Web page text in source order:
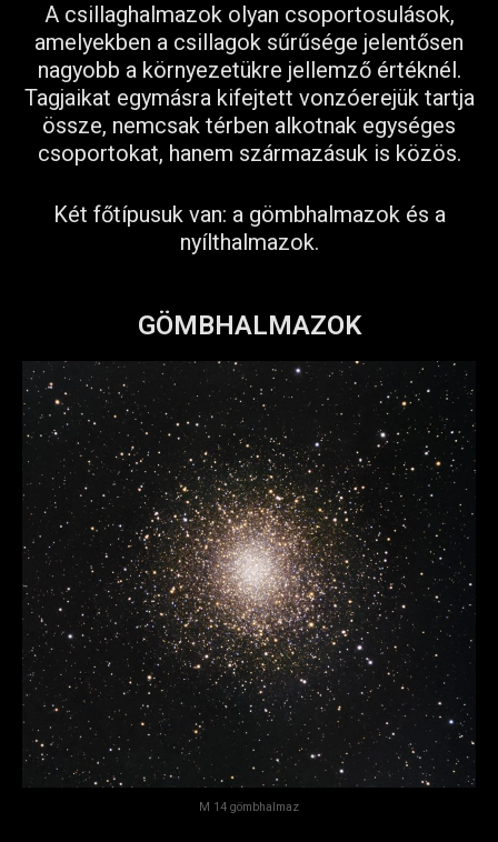
A csillaghalmazok olyan csoportosulások,
amelyekben a csillagok sűrűsége jelentősen
nagyobb a környezetükre jellemző értéknél.
Tagjaikat egymásra kifejtett vonzóerejük tartja
össze, nemcsak térben alkotnak egységes
csoportokat, hanem származásuk is közös.
Két főtípusuk van: a gömbhalmazok és a
nyílthalmazok.
GÖMBHALMAZOK
M 14 gömbhalmaz